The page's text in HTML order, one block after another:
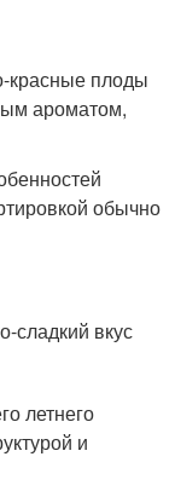
красные плоды
ароматом,
обычно
сладкий вкус
летнего
и